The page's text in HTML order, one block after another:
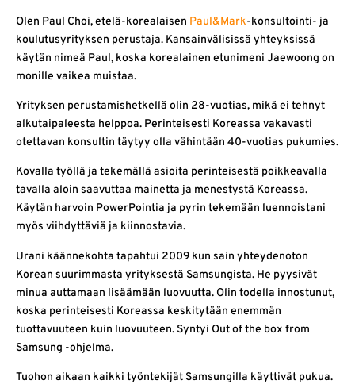
Olen Paul Choi, etelä-korealaisen Paul&Mark-konsultointi- ja
koulutusyrityksen perustaja. Kansainvälisissä yhteyksissä
käytän nimeä Paul, koska korealainen etunimeni Jaewoong on
monille vaikea muistaa.
Yrityksen perustamishetkellä olin 28-vuotias, mikä ei tehnyt
alkutaipaleesta helppoa. Perinteisesti Koreassa vakavasti
otettavan konsultin täytyy olla vähintään 40-vuotias pukumies.
Kovalla työllä ja tekemällä asioita perinteisestä poikkeavalla
tavalla aloin saavuttaa mainetta ja menestystä Koreassa.
Käytän harvoin PowerPointia ja pyrin tekemään luennoistani
myös viihdyttäviä ja kiinnostavia.
Urani käännekohta tapahtui 2009 kun sain yhteydenoton
Korean suurimmasta yrityksestä Samsungista. He pyysivät
minua auttamaan lisäämään luovuutta. Olin todella innostunut,
koska perinteisesti Koreassa keskitytään enemmän
tuottavuuteen kuin luovuuteen. Syntyi Out of the box from
Samsung -ohjelma.
Tuohon aikaan kaikki työntekijät Samsungilla käyttivät pukua.